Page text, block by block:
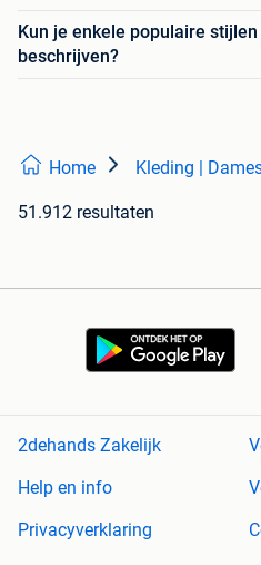
Kun je enkele populaire
beschrijven?
Home Kleding |
51.912 resultaten
2dehands Zakelijk
Help en info
Privacyverklaring